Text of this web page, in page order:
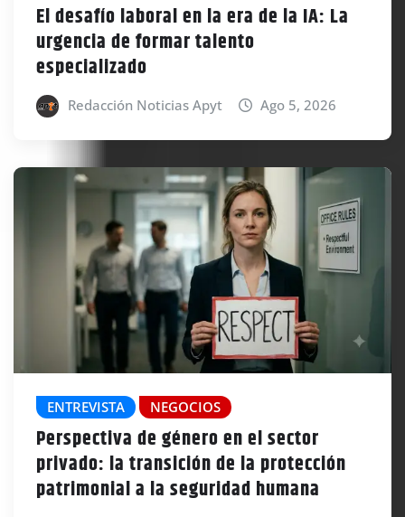
El desafío laboral en la era de la IA: La
urgencia de formar talento
especializado
Redacción Noticias Apyt Ago 5, 2026
ENTREVISTA NEGOCIOS
Perspectiva de género en el sector
privado: la transición de la protección
patrimonial a la seguridad humana